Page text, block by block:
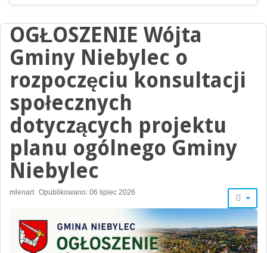
OGŁOSZENIE Wójta
Gminy Niebylec o
rozpoczęciu konsultacji
społecznych
dotyczących projektu
planu ogólnego Gminy
Niebylec
mlenart Opublikowano: 06 lipiec 2026